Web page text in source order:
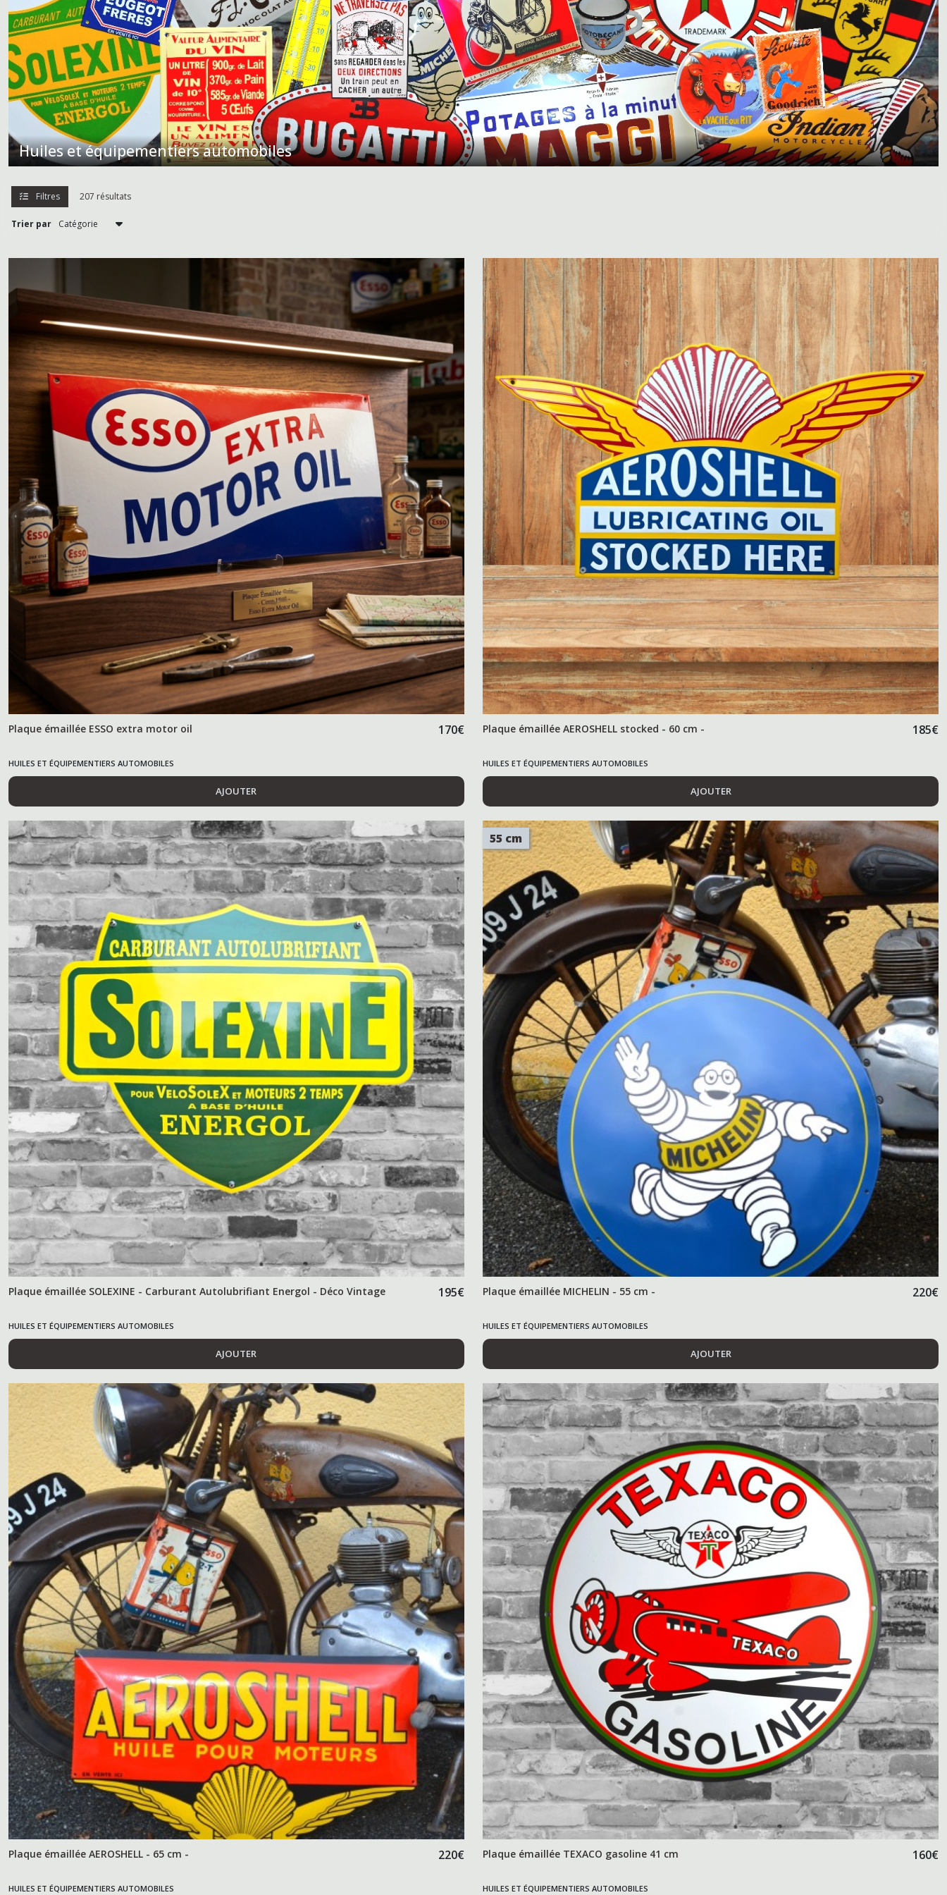
Huiles et équipementiers automobiles
Filtres 207 résultats
Trier par
Plaque émaillée ESSO extra motor oil 170€
HUILES ET ÉQUIPEMENTIERS AUTOMOBILES
AJOUTER
Plaque émaillée AEROSHELL stocked - 60 cm - 185€
HUILES ET ÉQUIPEMENTIERS AUTOMOBILES
AJOUTER
Plaque émaillée SOLEXINE - Carburant Autolubrifiant Energol - Déco Vintage 195€
HUILES ET ÉQUIPEMENTIERS AUTOMOBILES
AJOUTER
55 cm
Plaque émaillée MICHELIN - 55 cm - 220€
HUILES ET ÉQUIPEMENTIERS AUTOMOBILES
AJOUTER
Plaque émaillée AEROSHELL - 65 cm - 220€
HUILES ET ÉQUIPEMENTIERS AUTOMOBILES
Plaque émaillée TEXACO gasoline 41 cm 160€
HUILES ET ÉQUIPEMENTIERS AUTOMOBILES
Divers
(35)
Plaques
Import
USA
Afficher
résultats